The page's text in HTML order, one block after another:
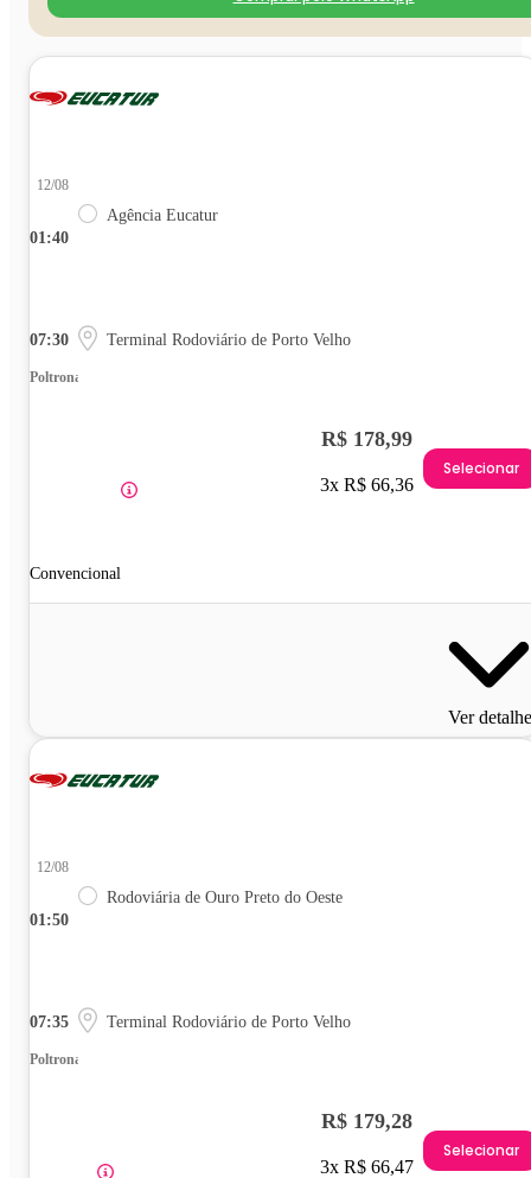
01:40
12/08
Agência Eucatur
07:30 Terminal Rodoviário de Porto Velho
Poltrona
Convencional
R$ 178,99
3x R$ 66,36
Selecionar
Ver
01:50
12/08
Rodoviária de Ouro Preto do Oeste
07:35 Terminal Rodoviário de Porto Velho
Poltrona
R$ 179,28
3x R$ 66,47
Selecionar